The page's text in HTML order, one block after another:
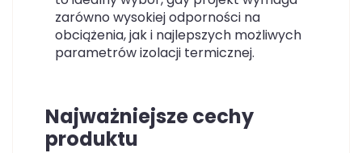
zarówno wysokiej odporności na
obciążenia, jak i najlepszych możliwych
parametrów izolacji termicznej.
Najważniejsze cechy
produktu